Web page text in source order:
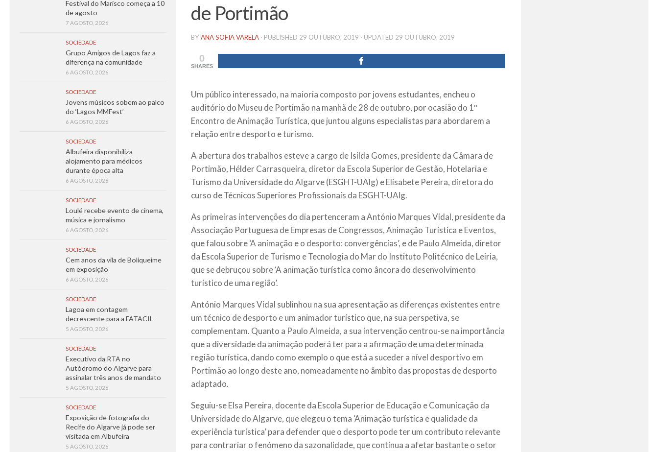
de Portimão
BY ANA SOFIA VARELA · PUBLISHED 29 OUTUBRO, 2019 · UPDATED 29 OUTUBRO, 2019
0
SHARES
Um público interessado, na maioria composto por jovens estudantes, encheu o
auditório do Museu de Portimão na manhã de 28 de outubro, por ocasião do 1º
Encontro de Animação Turística, que juntou alguns especialistas para abordarem a
relação entre desporto e turismo.
A abertura dos trabalhos esteve a cargo de Isilda Gomes, presidente da Câmara de
Portimão, Hélder Carrasqueira, diretor da Escola Superior de Gestão, Hotelaria e
Turismo da Universidade do Algarve (ESGHT-UAlg) e Elisabete Pereira, diretora do
curso de Técnicos Superiores Profissionais da ESGHT-UAlg.
As primeiras intervenções do dia pertenceram a António Marques Vidal, presidente da
Associação Portuguesa de Empresas de Congressos, Animação Turística e Eventos,
que falou sobre ‘A animação e o desporto: convergências’, e de Paulo Almeida, diretor
da Escola Superior de Turismo e Tecnologia do Mar do Instituto Politécnico de Leiria,
que se debruçou sobre ‘A animação turística como âncora do desenvolvimento
turístico de uma região’.
António Marques Vidal sublinhou na sua apresentação as diferenças existentes entre
um técnico de desporto e um animador turístico que, na sua perspetiva, se
complementam. Quanto a Paulo Almeida, a sua intervenção centrou-se na importância
que a diversidade da animação poderá ter para a afirmação de uma determinada
região turística, dando como exemplo o que está a suceder a nível desportivo em
Portimão ao longo deste ano, nomeadamente no âmbito das propostas de desporto
adaptado.
Seguiu-se Elsa Pereira, docente da Escola Superior de Educação e Comunicação da
Universidade do Algarve, que elegeu o tema ‘Animação turística e qualidade da
experiência turística’ para defender que o desporto pode ter um contributo relevante
para contrariar o fenómeno da sazonalidade, que continua a afetar bastante o setor
Festival do Marisco começa a 10
de agosto
7 AGOSTO, 2026
SOCIEDADE
Grupo Amigos de Lagos faz a
diferença na comunidade
6 AGOSTO, 2026
SOCIEDADE
Jovens músicos sobem ao palco
do ‘Lagos MMFest’
6 AGOSTO, 2026
SOCIEDADE
Albufeira disponibiliza
alojamento para médicos
durante época alta
6 AGOSTO, 2026
SOCIEDADE
Loulé recebe evento de cinema,
música e jornalismo
6 AGOSTO, 2026
SOCIEDADE
Cem anos da vila de Boliqueime
em exposição
6 AGOSTO, 2026
SOCIEDADE
Lagoa em contagem
decrescente para a FATACIL
5 AGOSTO, 2026
SOCIEDADE
Executivo da RTA no
Autódromo do Algarve para
assinalar três anos de mandato
5 AGOSTO, 2026
SOCIEDADE
Exposição de fotografia do
Recife do Algarve já pode ser
visitada em Albufeira
5 AGOSTO, 2026